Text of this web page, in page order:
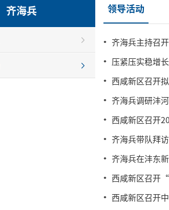
齐海兵 领导活动
齐海兵主持召
压紧压实稳增
西咸新区召开
齐海兵调研沣
西咸新区召开
齐海兵带队拜
齐海兵在沣东
西咸新区召开
西咸新区召开